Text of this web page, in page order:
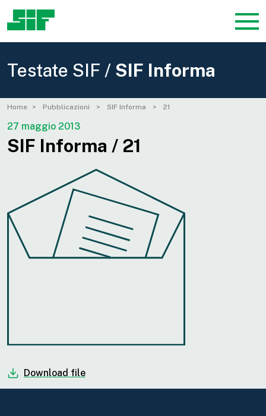
Testate SIF / SIF Informa
Home Pubblicazioni SIF Informa 21
27 maggio 2013
SIF Informa / 21
Download file